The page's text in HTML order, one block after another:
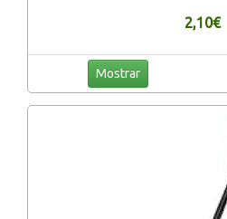
2,10€
Mostrar